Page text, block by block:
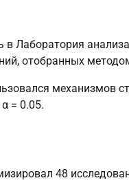
в Лаборатория
отобранных
механизмов
= 0.05.
48